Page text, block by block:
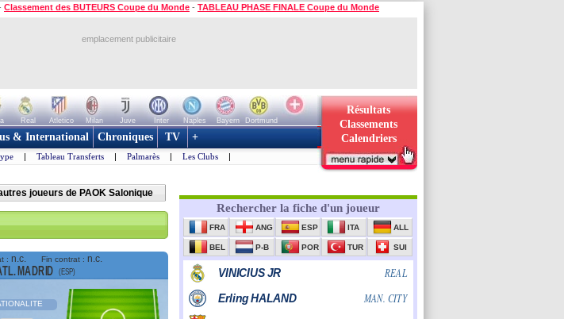
Classement des BUTEURS Coupe du Monde - TABLEAU PHASE FINALE Coupe du Monde
emplacement publicitaire
Real Atletico Milan Juve Inter Naples Bayern
Dortmund
Résultats
Classements
Calendriers
& International Chroniques TV +
| Tableau Transferts | Palmarès | Les Clubs |
joueurs de PAOK Salonique
: n.c. Fin contrat : n.c.
MADRID (ESP)